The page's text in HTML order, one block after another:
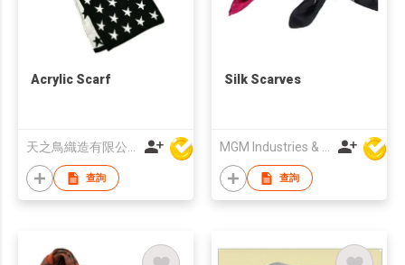
Acrylic Scarf
天之鳥織造有限公司
查詢
Silk Scarves
MGM Industries & Company
查詢